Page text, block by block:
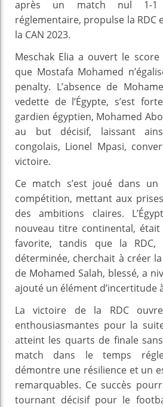
après un match nul 1-
réglementaire, propulse la RDC
la CAN 2023.
Meschak Elia a ouvert le
que Mostafa Mohamed
penalty. L’absence de
vedette de l’Égypte, s’est
gardien égyptien, Mohamed
au but décisif, laissant
congolais, Lionel Mpasi,
victoire.
Ce match s’est joué dans
compétition, mettant aux
des ambitions claires.
nouveau titre continental,
favorite, tandis que la RDC,
déterminée, cherchait à créer la
de Mohamed Salah, blessé, a
ajouté un élément d’incertitude
La victoire de la RDC
enthousiasmantes pour la
atteint les quarts de finale
match dans le temps
démontre une résilience et un
remarquables. Ce succès
tournant décisif pour le